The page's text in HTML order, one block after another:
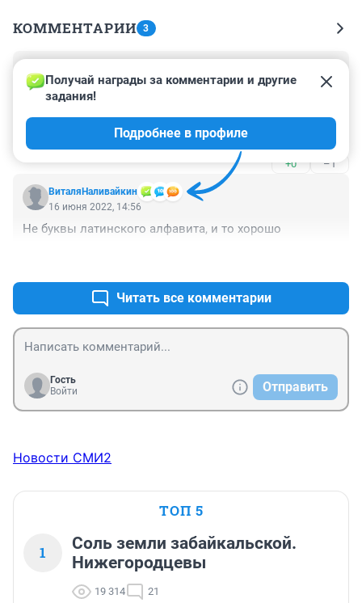
КОММЕНТАРИИ 3
16 июня 2022, 18:36
Ну если хозяина самокатов год искали, тут хозяина
смайлика точно не найдут... На сопке можно любой
символ и знак оставить ?
+0 –1
ВиталяНаливайкин
Получай награды за комментарии и другие
задания!
Подробнее в профиле
16 июня 2022, 14:56
Не буквы латинского алфавита, и то хорошо
Читать все комментарии
Гость
Войти
Отправить
Новости СМИ2
ТОП 5
1
Соль земли забайкальской.
Нижегородцевы
19 314 21